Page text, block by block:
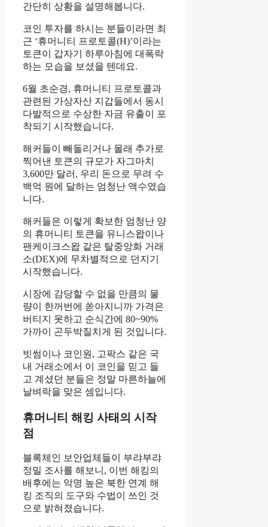
간단히 상황을 설명해봅니다.
코인 투자를 하시는 분들이라면 최
근 ‘휴머니티 프로토콜(H)’이라는
토큰이 갑자기 하루아침에 대폭락
하는 모습을 보셨을 텐데요.
6월 초순경, 휴머니티 프로토콜과
관련된 가상자산 지갑들에서 동시
다발적으로 수상한 자금 유출이 포
착되기 시작했습니다.
해커들이 빼돌리거나 몰래 추가로
찍어낸 토큰의 규모가 자그마치
3,600만 달러, 우리 돈으로 무려 수
백억 원에 달하는 엄청난 액수였습
니다.
해커들은 이렇게 확보한 엄청난 양
의 휴머니티 토큰을 유니스왑이나
팬케이크스왑 같은 탈중앙화 거래
소(DEX)에 무차별적으로 던지기
시작했습니다.
시장에 감당할 수 없을 만큼의 물
량이 한꺼번에 쏟아지니까 가격은
버티지 못하고 순식간에 80~90%
가까이 곤두박질치게 된 것입니다.
빗썸이나 코인원, 고팍스 같은 국
내 거래소에서 이 코인을 믿고 들
고 계셨던 분들은 정말 마른하늘에
날벼락을 맞은 셈입니다.
휴머니티 해킹 사태의 시작
점
블록체인 보안업체들이 부랴부랴
정밀 조사를 해보니, 이번 해킹의
배후에는 악명 높은 북한 연계 해
킹 조직의 도구와 수법이 쓰인 것
으로 밝혀졌습니다.